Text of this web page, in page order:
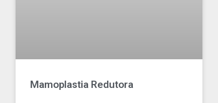
Mamoplastia Redutora